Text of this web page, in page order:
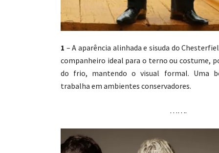
1 – A aparência alinhada e sisuda do
companheiro ideal para o terno ou costume,
do frio, mantendo o visual formal. Uma
trabalha em ambientes conservadores.
…….